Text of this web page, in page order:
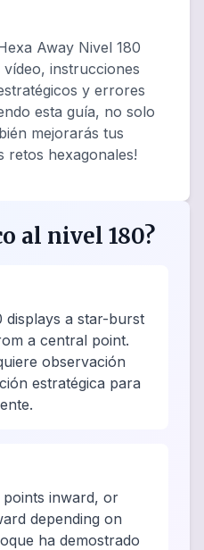
Away Nivel 180
instrucciones
y errores
esta guía, no solo
mejorarás tus
retos hexagonales!
al nivel 180?
displays a star-burst
a central point.
observación
estratégica para
inward, or
depending on
ha demostrado